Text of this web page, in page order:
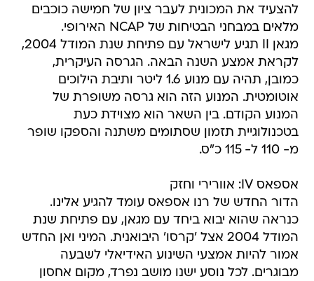
להצעיד את המכונית לעבר ציון של חמישה כוכבים
מלאים במבחני הבטיחות של NCAP האירופי.
מגאן II תגיע לישראל עם פתיחת שנת המודל 2004,
לקראת אמצע השנה הבאה. הגרסה העיקרית,
כמובן, תהיה עם מנוע 1.6 ליטר ותיבת הילוכים
אוטומטית. המנוע הזה הוא גרסה משופרת של
המנוע הקודם. בין השאר הוא מצוידת כעת
בטכנולוגיית תזמון שסתומים משתנה והספקו שופר
מ- 110 ל- 115 כ"ס.
אספאס IV: אוורירי וחזק
הדור החדש של רנו אספאס עומד להגיע אלינו.
כנראה שהוא יבוא ביחד עם מגאן, עם פתיחת שנת
המודל 2004 אצל 'קרסו' היבואנית. המיני ואן החדש
אמור להיות אמצעי השינוע האידיאלי לשבעה
מבוגרים. לכל נוסע ישנו מושב נפרד, מקום אחסון